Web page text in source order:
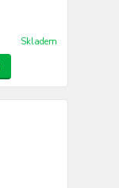
Skladem